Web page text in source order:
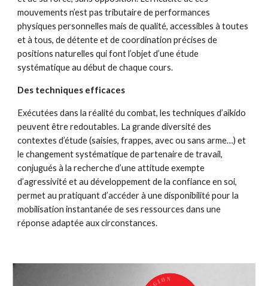
mouvements n’est pas tributaire de performances
physiques personnelles mais de qualité, accessibles à toutes
et à tous, de détente et de coordination précises de
positions naturelles qui font l’objet d’une étude
systématique au début de chaque cours.
Des techniques efficaces
Exécutées dans la réalité du combat, les techniques d’aïkido
peuvent être redoutables. La grande diversité des
contextes d’étude (saisies, frappes, avec ou sans arme…) et
le changement systématique de partenaire de travail,
conjugués à la recherche d’une attitude exempte
d’agressivité et au développement de la confiance en soi,
permet au pratiquant d’accéder à une disponibilité pour la
mobilisation instantanée de ses ressources dans une
réponse adaptée aux circonstances.